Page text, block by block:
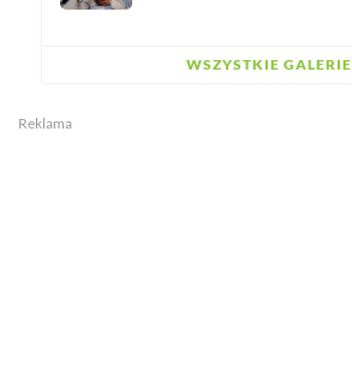
WSZYSTKIE GALERIE
Reklama